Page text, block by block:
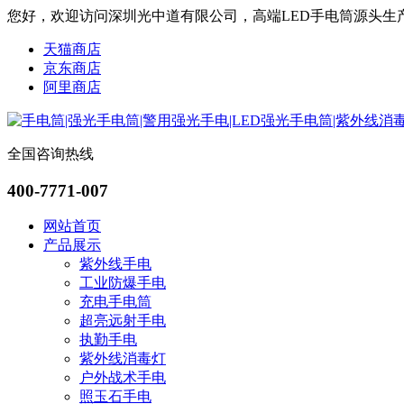
您好，欢迎访问深圳光中道有限公司，高端LED手电筒源头生
天猫商店
京东商店
阿里商店
全国咨询热线
400-7771-007
网站首页
产品展示
紫外线手电
工业防爆手电
充电手电筒
超亮远射手电
执勤手电
紫外线消毒灯
户外战术手电
照玉石手电